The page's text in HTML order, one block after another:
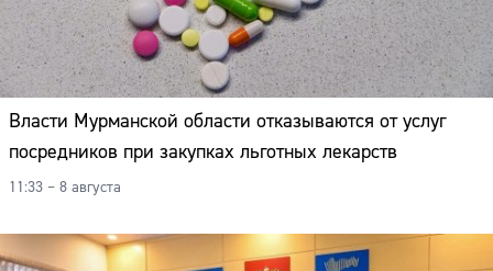
Власти Мурманской области отказываются от услуг
посредников при закупках льготных лекарств
11:33 – 8 августа